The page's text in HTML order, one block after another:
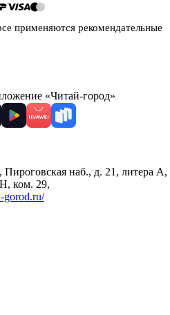
применяются рекомендательные
«Читай-город»
, Пироговская наб., д. 21, литера А,
ком. 29,
gorod.ru/